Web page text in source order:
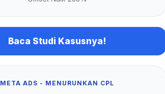
Baca Studi Kasusnya!
META ADS - MENURUNKAN CPL